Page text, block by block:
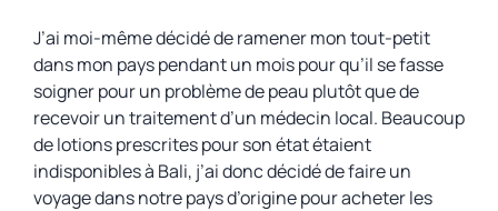
J’ai moi-même décidé de ramener mon tout-petit
dans mon pays pendant un mois pour qu’il se fasse
soigner pour un problème de peau plutôt que de
recevoir un traitement d’un médecin local. Beaucoup
de lotions prescrites pour son état étaient
indisponibles à Bali, j’ai donc décidé de faire un
voyage dans notre pays d’origine pour acheter les